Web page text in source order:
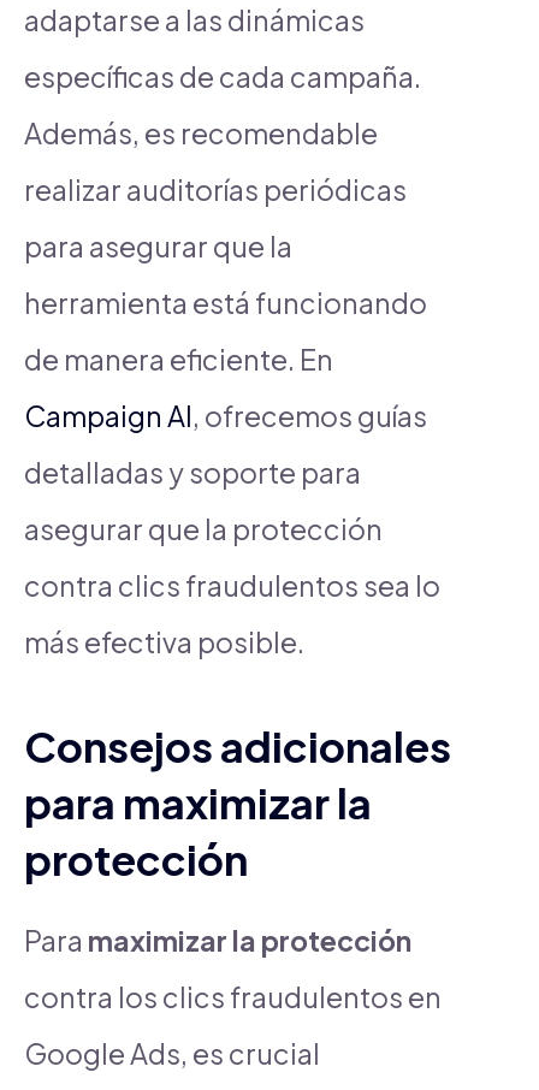
adaptarse a las dinámicas
específicas de cada campaña.
Además, es recomendable
realizar auditorías periódicas
para asegurar que la
herramienta está funcionando
de manera eficiente. En
Campaign AI, ofrecemos guías
detalladas y soporte para
asegurar que la protección
contra clics fraudulentos sea lo
más efectiva posible.
Consejos adicionales
para maximizar la
protección
Para maximizar la protección
contra los clics fraudulentos en
Google Ads, es crucial